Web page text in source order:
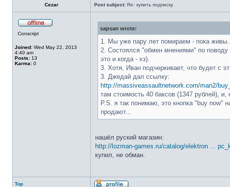
Cezar Post subject: Re: купить подписку
Conscript
Joined: Wed May 22, 2013
4:40 am
Posts: 13
Karma: 0
sapsan wrote:
1. Мы уже пару лет помираем - пока
2. Состоялся "обмен мнениями" по поводу
это и когда - хз).
3. Хотя, Иван подчеркивает, что будет с
3. Джедай дал ссылку:
http://massiveassaultnetwork.com/man2/
там стоимость 40 баксов (1347 рублей), и,
P.S. я так понимаю, это кнопка "buy now"
продают...
нашёл руский магазин:
http://lozman-games.ru/catalog/elektron ...
купил, не обман.
Top